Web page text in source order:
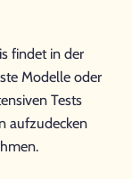
findet in der
Modelle oder
Tests
aufzudecken